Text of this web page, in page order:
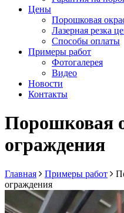
Цены
Порошковая
Лазерная резка
Способы оплаты
Примеры работ
Фотогалерея
Видео
Новости
Контакты
Порошковая
ограждения
Главная Примеры работ
ограждения